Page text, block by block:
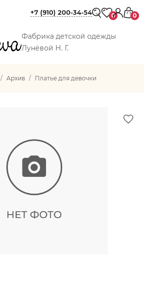
Фабрика детской одежды
Лунёвой Н. Г.
+7 (910) 200-34-54 0 0
Архив Платье для девочки